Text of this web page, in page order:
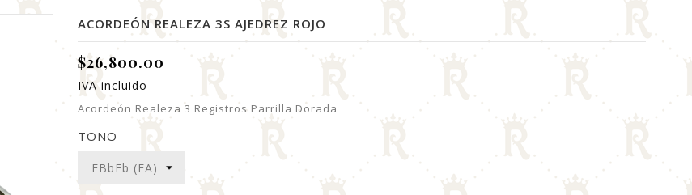
ACORDEÓN REALEZA 3S AJEDREZ ROJO
$26,800.00
IVA incluido
Acordeón Realeza 3 Registros Parrilla Dorada
TONO